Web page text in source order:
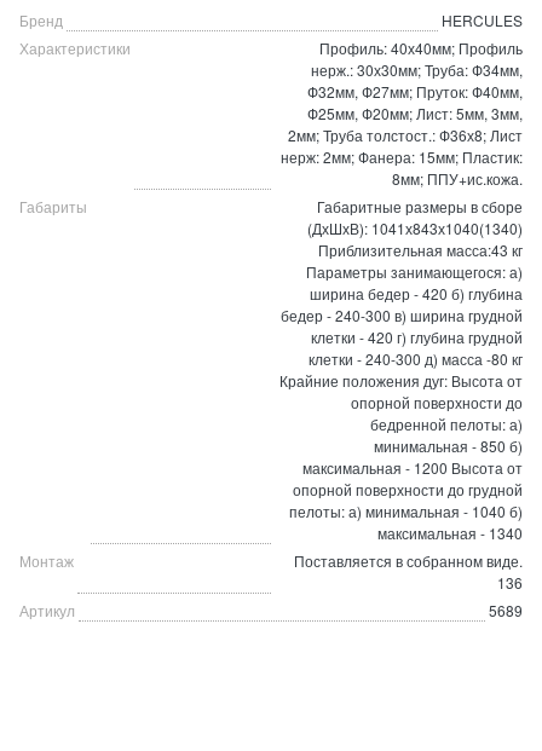
Бренд
HERCULES
Характеристики
Профиль: 40х40мм; Профиль
нерж.: 30х30мм; Труба: Ф34мм,
Ф32мм, Ф27мм; Пруток: Ф40мм,
Ф25мм, Ф20мм; Лист: 5мм, 3мм,
2мм; Труба толстост.: Ф36х8; Лист
нерж: 2мм; Фанера: 15мм; Пластик:
8мм; ППУ+ис.кожа.
Габариты
Габаритные размеры в сборе
(ДхШхВ): 1041х843х1040(1340)
Приблизительная масса:43 кг
Параметры занимающегося: а)
ширина бедер - 420 б) глубина
бедер - 240-300 в) ширина грудной
клетки - 420 г) глубина грудной
клетки - 240-300 д) масса -80 кг
Крайние положения дуг: Высота от
опорной поверхности до
бедренной пелоты: а)
минимальная - 850 б)
максимальная - 1200 Высота от
опорной поверхности до грудной
пелоты: а) минимальная - 1040 б)
максимальная - 1340
Монтаж
Поставляется в собранном виде.
136
Артикул
5689